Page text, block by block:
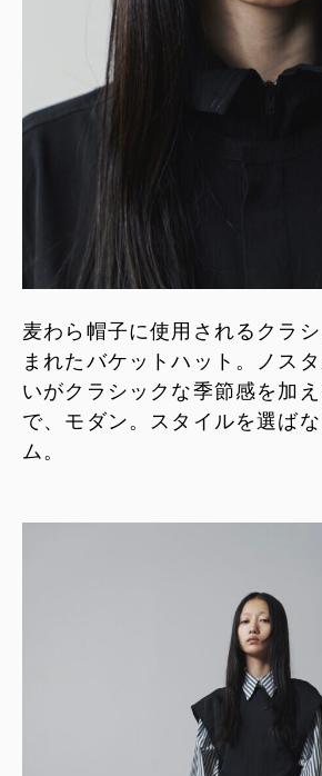
麦わら帽子に使用されるクラ
まれたバケットハット。ノス
いがクラシックな季節感を加
で、モダン。スタイルを選ば
ム。